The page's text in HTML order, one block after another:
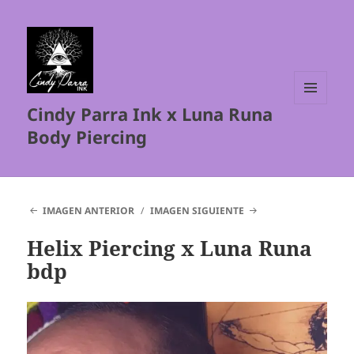
Cindy Parra Ink x Luna Runa
Body Piercing
IMAGEN ANTERIOR IMAGEN SIGUIENTE
Helix Piercing x Luna Runa
bdp